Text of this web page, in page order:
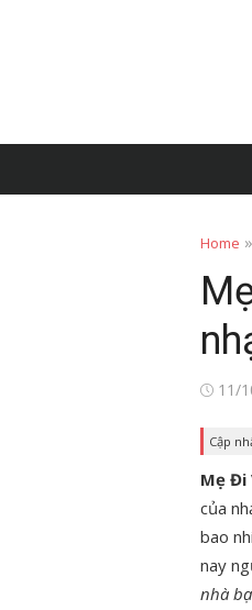
Home »
Posted
11/
Cập
Mẹ Đi
của
bao
nay
nhà